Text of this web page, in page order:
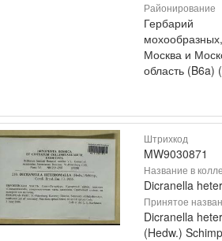
Районирование
Гербарий
Москва и
область (B6a)
Штрихкод
MW9030871
Название в
Dicranella
Принятое
Dicranella
(Hedw.)